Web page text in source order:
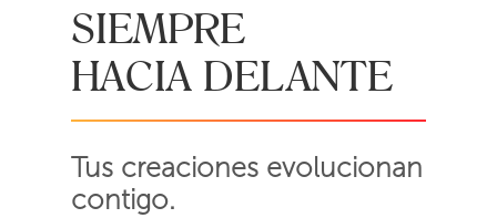
SIEMPRE
HACIA DELANTE
Tus creaciones evolucionan
contigo.